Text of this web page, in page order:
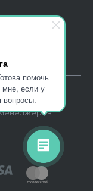
помочь
если у
вопросы.
Актуальные
менеджеров